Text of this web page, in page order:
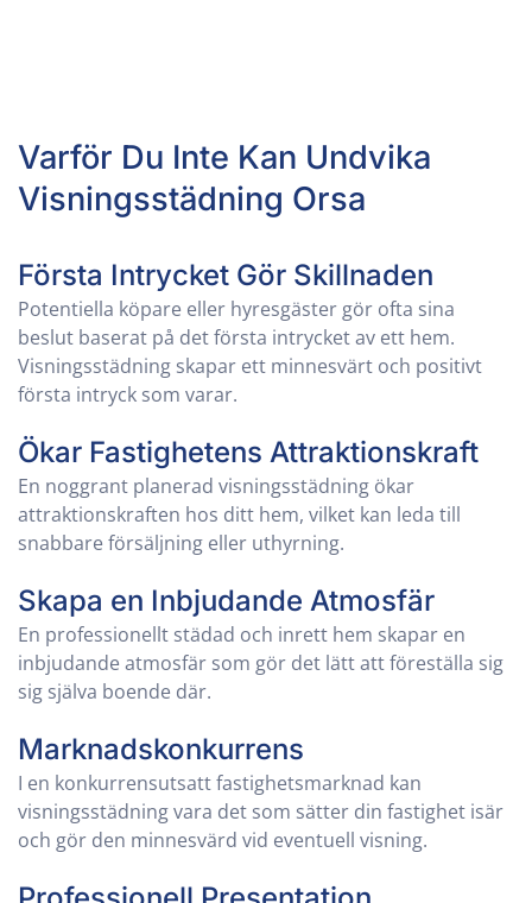
Varför Du Inte Kan Undvika
Visningsstädning Orsa
Första Intrycket Gör Skillnaden
Potentiella köpare eller hyresgäster gör ofta sina
beslut baserat på det första intrycket av ett hem.
Visningsstädning skapar ett minnesvärt och positivt
första intryck som varar.
Ökar Fastighetens Attraktionskraft
En noggrant planerad visningsstädning ökar
attraktionskraften hos ditt hem, vilket kan leda till
snabbare försäljning eller uthyrning.
Skapa en Inbjudande Atmosfär
En professionellt städad och inrett hem skapar en
inbjudande atmosfär som gör det lätt att föreställa sig
sig själva boende där.
Marknadskonkurrens
I en konkurrensutsatt fastighetsmarknad kan
visningsstädning vara det som sätter din fastighet isär
och gör den minnesvärd vid eventuell visning.